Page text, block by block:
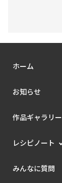
ホーム
お知らせ
作品ギャラリー
レシピノート
みんなに質問